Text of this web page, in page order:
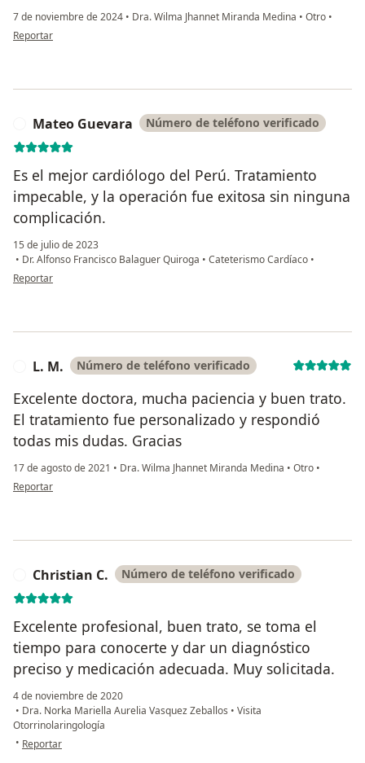
7 de noviembre de 2024 • Dra. Wilma Jhannet Miranda Medina • Otro •
en opinión del usuario Alicia Villafuerte
Reportar
Mateo Guevara Número de teléfono verificado
Es el mejor cardiólogo del Perú. Tratamiento
impecable, y la operación fue exitosa sin ninguna
complicación.
15 de julio de 2023
• Dr. Alfonso Francisco Balaguer Quiroga • Cateterismo Cardíaco •
en opinión del usuario Mateo Guevara
Reportar
L. M. Número de teléfono verificado
Excelente doctora, mucha paciencia y buen trato.
El tratamiento fue personalizado y respondió
todas mis dudas. Gracias
17 de agosto de 2021 • Dra. Wilma Jhannet Miranda Medina • Otro •
en opinión del usuario L. M.
Reportar
Christian C. Número de teléfono verificado
Excelente profesional, buen trato, se toma el
tiempo para conocerte y dar un diagnóstico
preciso y medicación adecuada. Muy solicitada.
4 de noviembre de 2020
• Dra. Norka Mariella Aurelia Vasquez Zeballos • Visita
Otorrinolaringología
• en opinión del usuario Christian C.
Reportar